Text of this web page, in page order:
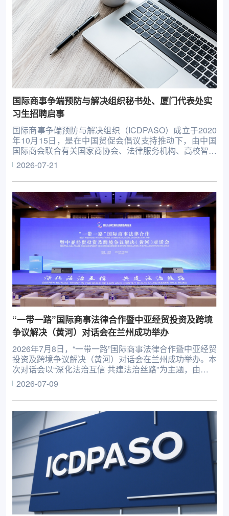
国际商事争端预防与解决组织秘书处、厦门代表处实
习生招聘启事
国际商事争端预防与解决组织（ICDPASO）成立于2020
年10月15日，是在中国贸促会倡议支持推动下，由中国
国际商会联合有关国家商协会、法律服务机构、高校智库
等共同发起设立的非政府间国际组织。现有会员单位57
家，涉及近百个国别和地区，地理范围覆盖亚洲、欧洲、
非洲、北美洲、南美洲等。自成立后专注于为全球企业提
供从商事争端预防到争端解决的全链条服务。
2026-07-21
“一带一路”国际商事法律合作暨中亚经贸投资及跨境
争议解决（黄河）对话会在兰州成功举办
2026年7月8日，“一带一路”国际商事法律合作暨中亚经贸
投资及跨境争议解决（黄河）对话会在兰州成功举办。本
次对话会以“深化法治互信 共建法治丝路”为主题，由国际
商事争端预防与解决组织（ICDPASO）、甘肃省政府参
事室、中国国际贸易促进委员会甘肃省委员会主办。
2026-07-09